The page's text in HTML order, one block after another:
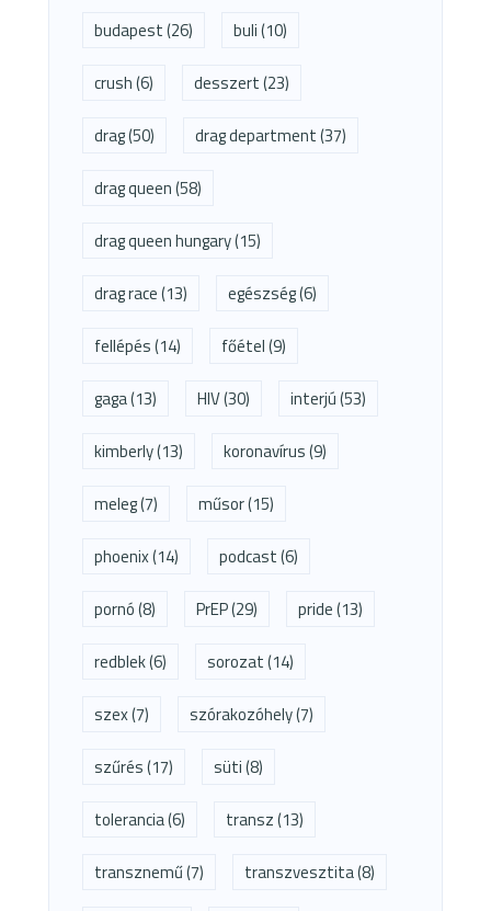
budapest(26) buli(10)
crush(6) desszert(23)
drag(50) drag department(37)
drag queen(58)
drag queen hungary(15)
drag race(13) egészség(6)
fellépés(14) főétel(9)
gaga(13) HIV(30) interjú(53)
kimberly(13) koronavírus(9)
meleg(7) műsor(15)
phoenix(14) podcast(6)
pornó(8) PrEP(29) pride(13)
redblek(6) sorozat(14)
szex(7) szórakozóhely(7)
szűrés(17) süti(8)
tolerancia(6) transz(13)
transznemű(7) transzvesztita(8)